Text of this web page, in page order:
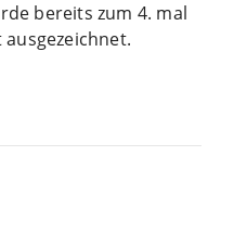
bereits zum 4. mal